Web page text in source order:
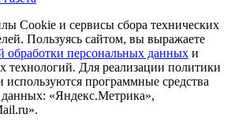
Cookie и сервисы сбора технических
Пользуясь сайтом, вы выражаете
обработки персональных данных и
технологий. Для реализации политики
используются программные средства
«Яндекс.Метрика»,